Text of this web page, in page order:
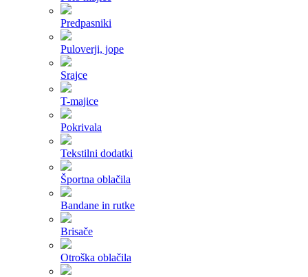
Predpasniki
Puloverji, jope
Srajce
T-majice
Pokrivala
Tekstilni dodatki
Športna oblačila
Bandane in rutke
Brisače
Otroška oblačila